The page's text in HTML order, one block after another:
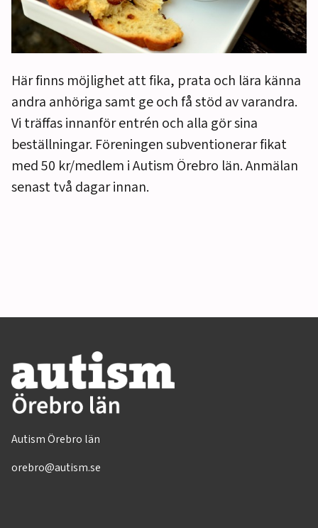
Här finns möjlighet att fika, prata och lära känna
andra anhöriga samt ge och få stöd av varandra.
Vi träffas innanför entrén och alla gör sina
beställningar. Föreningen subventionerar fikat
med 50 kr/medlem i Autism Örebro län. Anmälan
senast två dagar innan.
Autism Örebro län
orebro@autism.se